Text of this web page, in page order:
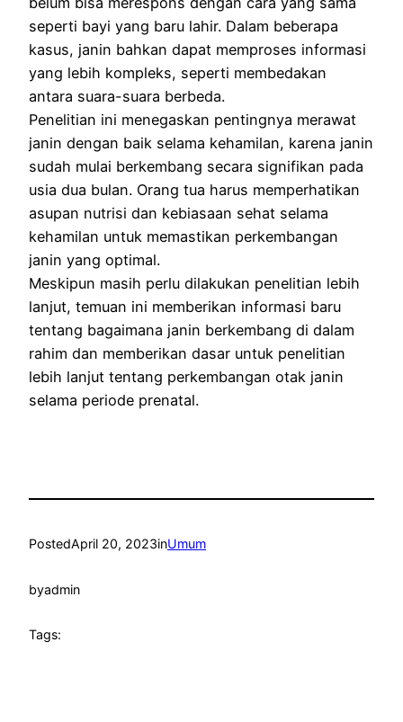
seperti bayi yang baru lahir. Dalam beberapa
kasus, janin bahkan dapat memproses informasi
yang lebih kompleks, seperti membedakan
antara suara-suara berbeda.
Penelitian ini menegaskan pentingnya merawat
janin dengan baik selama kehamilan, karena janin
sudah mulai berkembang secara signifikan pada
usia dua bulan. Orang tua harus memperhatikan
asupan nutrisi dan kebiasaan sehat selama
kehamilan untuk memastikan perkembangan
janin yang optimal.
Meskipun masih perlu dilakukan penelitian lebih
lanjut, temuan ini memberikan informasi baru
tentang bagaimana janin berkembang di dalam
rahim dan memberikan dasar untuk penelitian
lebih lanjut tentang perkembangan otak janin
selama periode prenatal.
PostedApril 20, 2023inUmum
byadmin
Tags: